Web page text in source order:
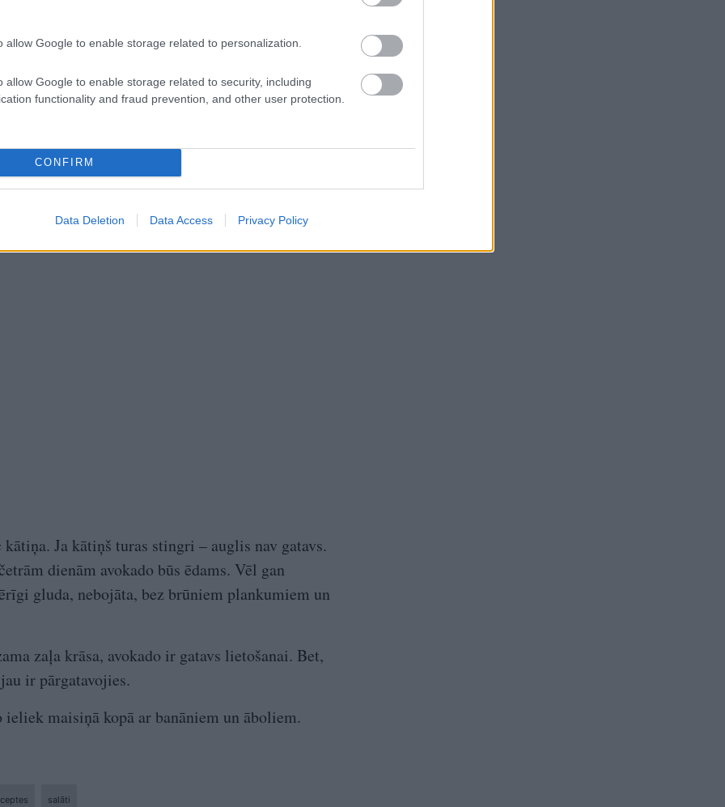
allow Google to enable storage related to personalization.
allow Google to enable storage related to security, including
functionality and fraud prevention, and other user protection.
CONFIRM
Data Deletion Data Access Privacy Policy
pamanīti
avārija – viens no
notikuma vietas
ar stingru struktūru. Ja, iespiežot miziņā ar
par mīkstu, un sagriežot varēs redzēt brūnu
veikalā katru aug­li čamdīt un spaidīt.
Ja kātiņš turas stingri – auglis nav gatavs.
dienām avokado būs ēdams. Vēl gan
gluda, nebojāta, bez brū­niem plankumiem un
zaļa krāsa, avoka­do ir gatavs lietošanai. Bet,
ir pārgatavojies.
maisiņā kopā ar banāniem un āboliem.
salāti